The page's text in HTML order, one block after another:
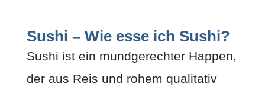
Sushi – Wie esse ich Sushi?
Sushi ist ein mundgerechter Happen,
der aus Reis und rohem qualitativ